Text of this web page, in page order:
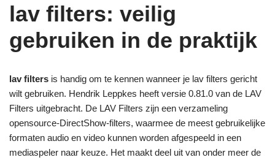
lav filters: veilig
gebruiken in de praktijk
lav filters is handig om te kennen wanneer je lav filters gericht
wilt gebruiken. Hendrik Leppkes heeft versie 0.81.0 van de LAV
Filters uitgebracht. De LAV Filters zijn een verzameling
opensource-DirectShow-filters, waarmee de meest gebruikelijke
formaten audio en video kunnen worden afgespeeld in een
mediaspeler naar keuze. Het maakt deel uit van onder meer de